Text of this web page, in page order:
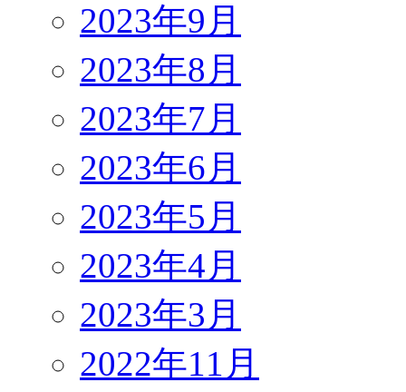
2023年9月
2023年8月
2023年7月
2023年6月
2023年5月
2023年4月
2023年3月
2022年11月